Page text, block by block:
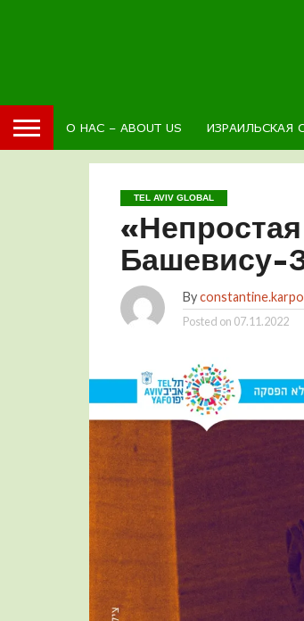
О НАС – ABOUT US ИЗРАИЛЬСКАЯ
TEL AVIV GLOBAL
Башевису-
By
Posted on 07.11.2022